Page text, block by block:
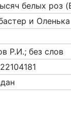
белых роз
и Оленька
Р.И.; без слов